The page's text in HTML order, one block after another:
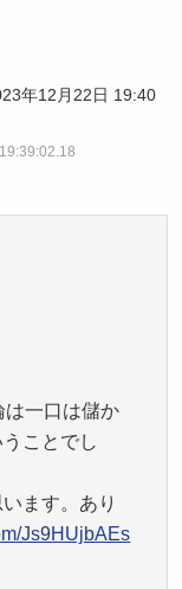
年12月22日 19:40
は一口は儲か
ことでし
ます。あり
Js9HUjbAEs